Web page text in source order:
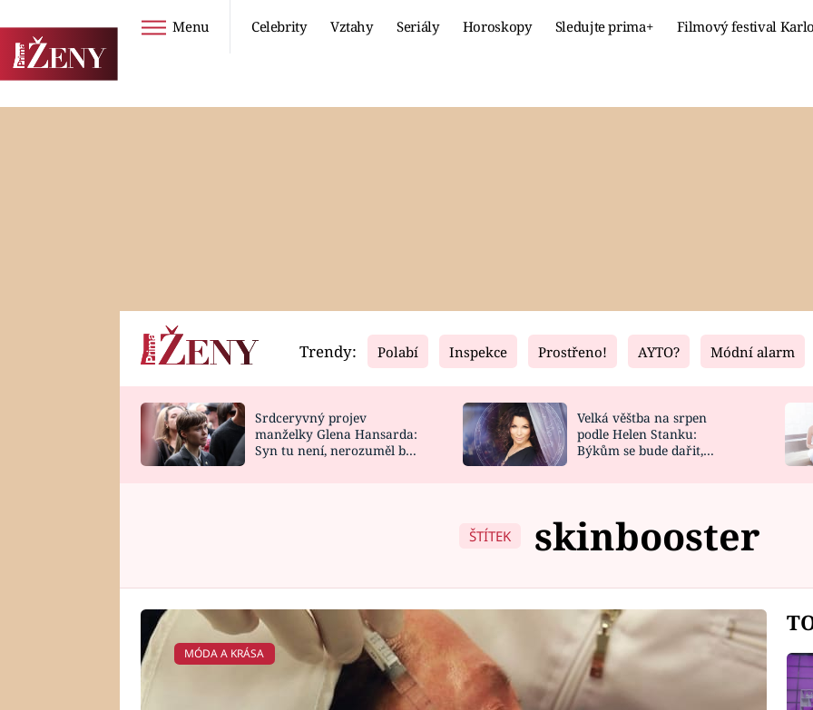
Menu Celebrity Vztahy Seriály Horoskopy Sledujte prima+ Filmový festival
Horoskopy
HOROSKOP NA
Video
CELEBRITY
VAŘENÍ
Fresh
NOVINKY
VIDEORECEPTY
Living
DESIGN
Trendy: Polabí Inspekce Prostřeno! AYTO? Módní alarm
Srdceryvný projev
manželky Glena Hansarda:
Syn tu není, nerozuměl by
Velká věštba na srpen
podle Helen Stanku:
Býkům se bude dařit,
ŠTÍTEK skinbooster
MÓDA A KRÁSA